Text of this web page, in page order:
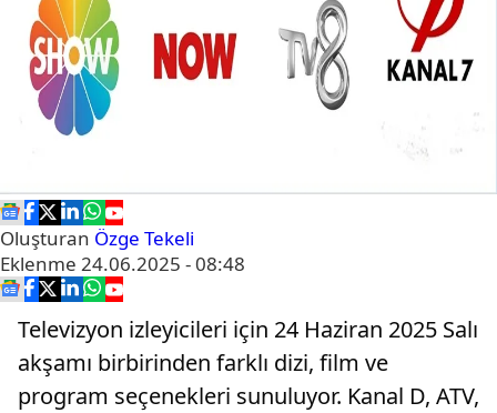
Oluşturan Özge Tekeli
Eklenme 24.06.2025 - 08:48
Televizyon izleyicileri için 24 Haziran 2025 Salı
akşamı birbirinden farklı dizi, film ve
program seçenekleri sunuluyor. Kanal D, ATV,